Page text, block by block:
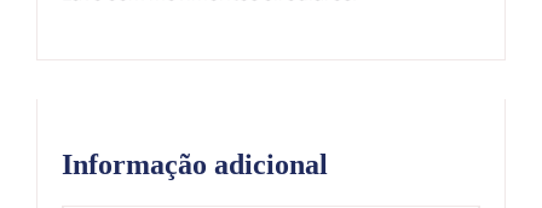
Informação adicional